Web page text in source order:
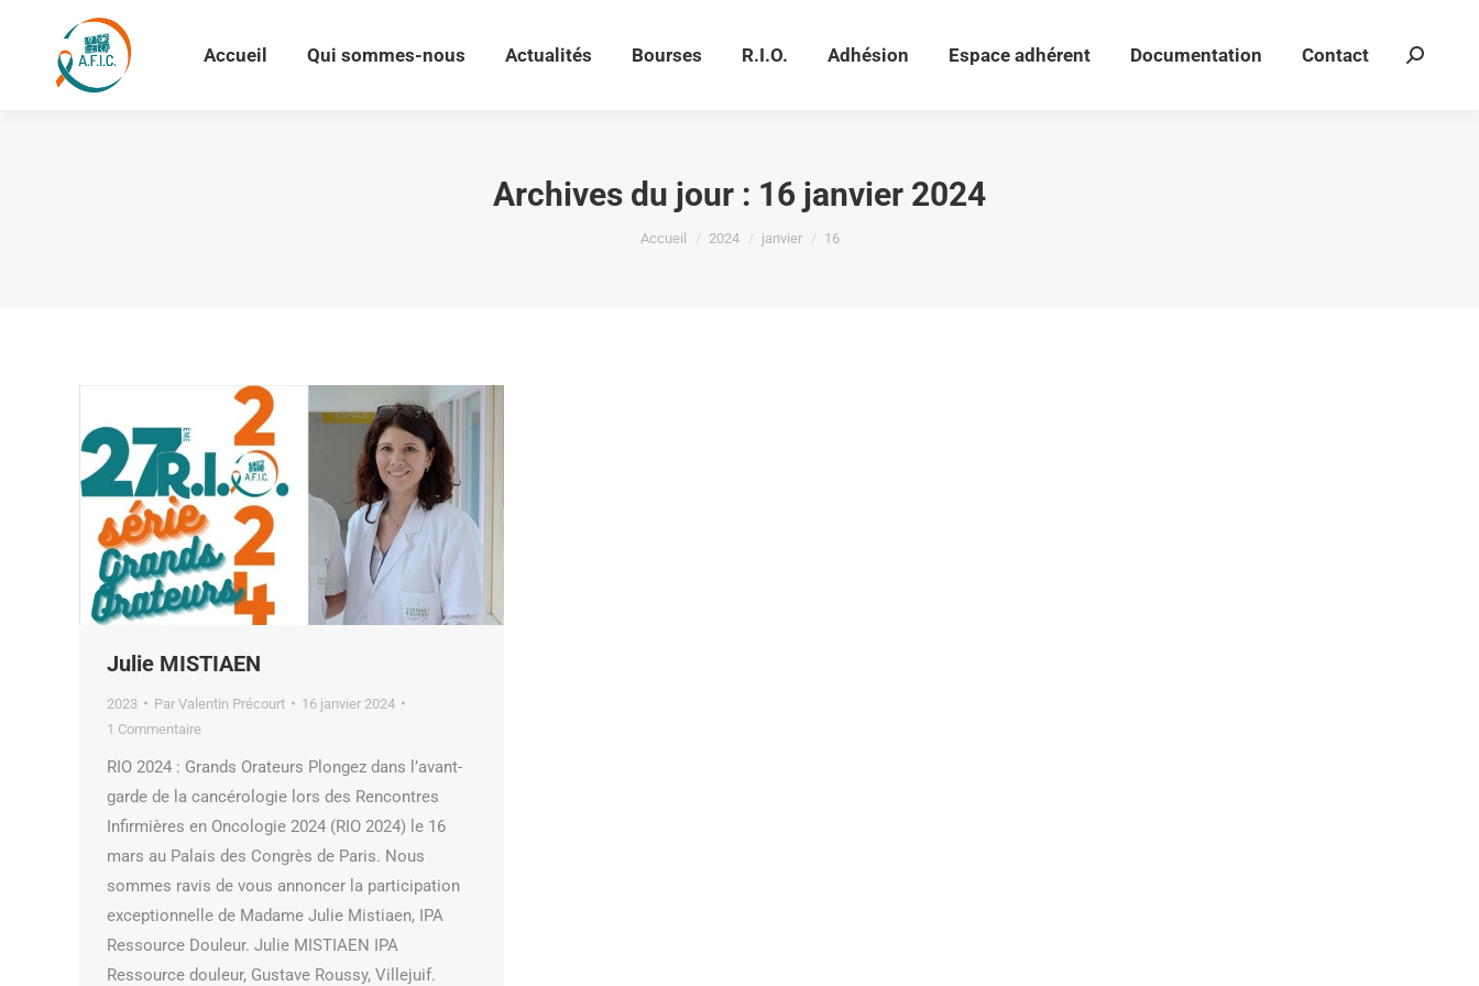
Accueil Qui sommes-nous Actualités Bourses R.I.O. Adhésion Espace adhérent Documentation Contact
Archives du jour : 16 janvier 2024
Vous êtes ici :
Accueil 2024 janvier 16
Julie MISTIAEN
2023 Par Valentin Précourt
16 janvier 2024
1 Commentaire
RIO 2024 : Grands Orateurs Plongez dans l’avant-
garde de la cancérologie lors des Rencontres
Infirmières en Oncologie 2024 (RIO 2024) le 16
mars au Palais des Congrès de Paris. Nous
sommes ravis de vous annoncer la participation
exceptionnelle de Madame Julie Mistiaen, IPA
Ressource Douleur. Julie MISTIAEN IPA
Ressource douleur, Gustave Roussy, Villejuif.